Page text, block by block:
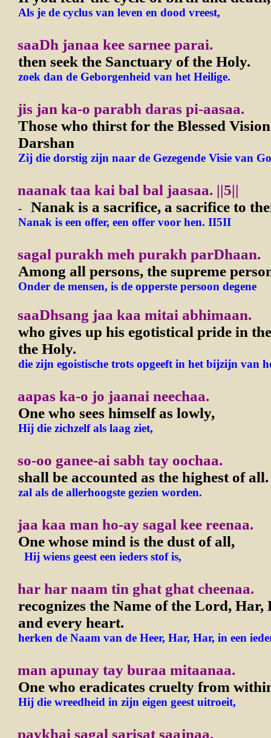
Als je de cyclus van leven en dood vreest,
saaDh janaa kee sarnee parai.
then seek the Sanctuary of the Holy.
zoek dan de Geborgenheid van het Heilige.
jis jan ka-o parabh daras pi-aasaa.
Those who thirst for the Blessed
Darshan
Zij die dorstig zijn naar de Gezegende Visie van
naanak taa kai bal bal jaasaa. ||5||
- Nanak is a sacrifice, a sacrifice to
Nanak is een offer, een offer voor hen. II5II
sagal purakh meh purakh parDhaan.
Among all persons, the supreme
Onder de mensen, is de opperste persoon degene
saaDhsang jaa kaa mitai abhimaan.
who gives up his egotistical pride in
the Holy.
die zijn egoistische trots opgeeft in het bijzijn van
aapas ka-o jo jaanai neechaa.
One who sees himself as lowly,
Hij die zichzelf als laag ziet,
so-oo ganee-ai sabh tay oochaa.
shall be accounted as the highest of all.
zal als de allerhoogste gezien worden.
jaa kaa man ho-ay sagal kee reenaa.
One whose mind is the dust of all,
Hij wiens geest een ieders stof is,
har har naam tin ghat ghat cheenaa.
recognizes the Name of the Lord, Har,
and every heart.
herken de Naam van de Heer, Har, Har, in een
man apunay tay buraa mitaanaa.
One who eradicates cruelty from
Hij die wreedheid in zijn eigen geest uitroeit,
paykhai sagal sarisat saajnaa.